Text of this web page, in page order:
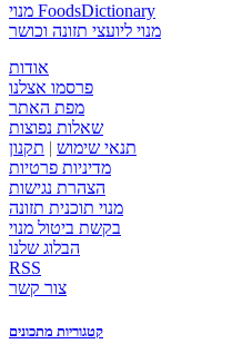
מנוי FoodsDictionary
מנוי ליועצי תזונה וכושר
אודות
פרסמו אצלנו
מפת האתר
שאלות נפוצות
תנאי שימוש | תקנון
מדיניות פרטיות
הצהרת נגישות
מנוי תוכנית תזונה
בקשת ביטול מנוי
הבלוג שלנו
RSS
צור קשר
קטגוריות מתכונים